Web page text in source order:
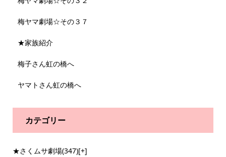
梅ヤマ劇場☆その３７
★家族紹介
梅子さん虹の橋へ
ヤマトさん虹の橋へ
カテゴリー
★さくムサ劇場(347)[+]